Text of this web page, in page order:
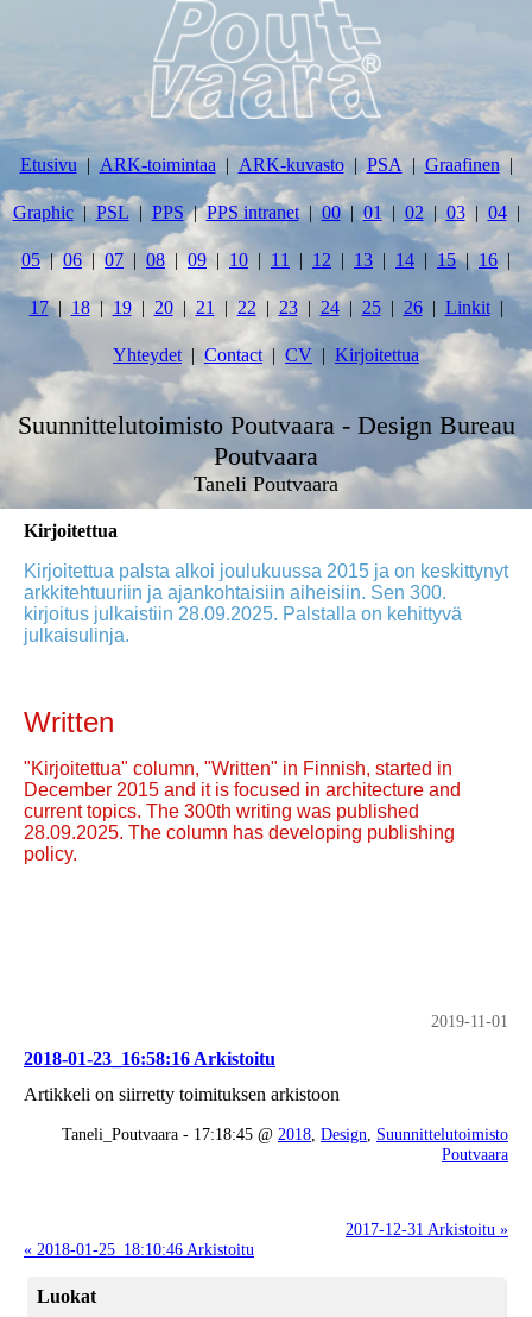
Etusivu ARK-toimintaa ARK-kuvasto PSA Graafinen
Graphic PSL PPS PPS intranet 00 01 02 03 04
05 06 07 08 09 10 11 12 13 14 15 16
17 18 19 20 21 22 23 24 25 26 Linkit
Yhteydet Contact CV Kirjoitettua
Suunnittelutoimisto Poutvaara - Design Bureau
Poutvaara
Taneli Poutvaara
Kirjoitettua
Kirjoitettua palsta alkoi joulukuussa 2015 ja on keskittynyt
arkkitehtuuriin ja ajankohtaisiin aiheisiin. Sen 300.
kirjoitus julkaistiin 28.09.2025. Palstalla on kehittyvä
julkaisulinja.
Written
"Kirjoitettua" column, "Written" in Finnish, started in
December 2015 and it is focused in architecture and
current topics. The 300th writing was published
28.09.2025. The column has developing publishing
policy.
2019-11-01
2018-01-23_16:58:16 Arkistoitu
Artikkeli on siirretty toimituksen arkistoon
Taneli_Poutvaara - 17:18:45 @ 2018 Design
Suunnittelutoimisto
Poutvaara
2017-12-31 Arkistoitu »
« 2018-01-25_18:10:46 Arkistoitu
Luokat